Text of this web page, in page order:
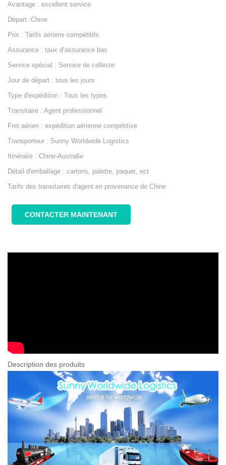
Avantage : excellent service
Départ :Chine
Prix : Tarifs aériens compétitifs
Assurance : taux d’assurance bas
Service spécial : Service de collecte
Jour de départ : tous les jours
Type d'expédition : Tous les types
Transitaire : Agent professionnel
Fret aérien : expédition aérienne compétitive
Transporteur : Sunny Worldwide Logistics
Itinéraire : Chine-Australie
Détail d'emballage : cartons, palette, paquet, ect
Tarifs des transitaires d'agent en provenance de Chine
CONTACTER MAINTENANT
Description des produits